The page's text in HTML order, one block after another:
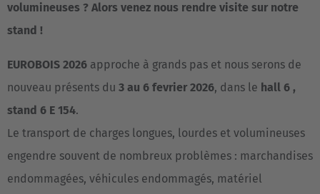
volumineuses ? Alors venez nous rendre visite sur notre
stand !
EUROBOIS 2026 approche à grands pas et nous serons de
nouveau présents du 3 au 6 fevrier 2026, dans le hall 6 ,
stand 6 E 154.
Le transport de charges longues, lourdes et volumineuses
engendre souvent de nombreux problèmes : marchandises
endommagées, véhicules endommagés, matériel